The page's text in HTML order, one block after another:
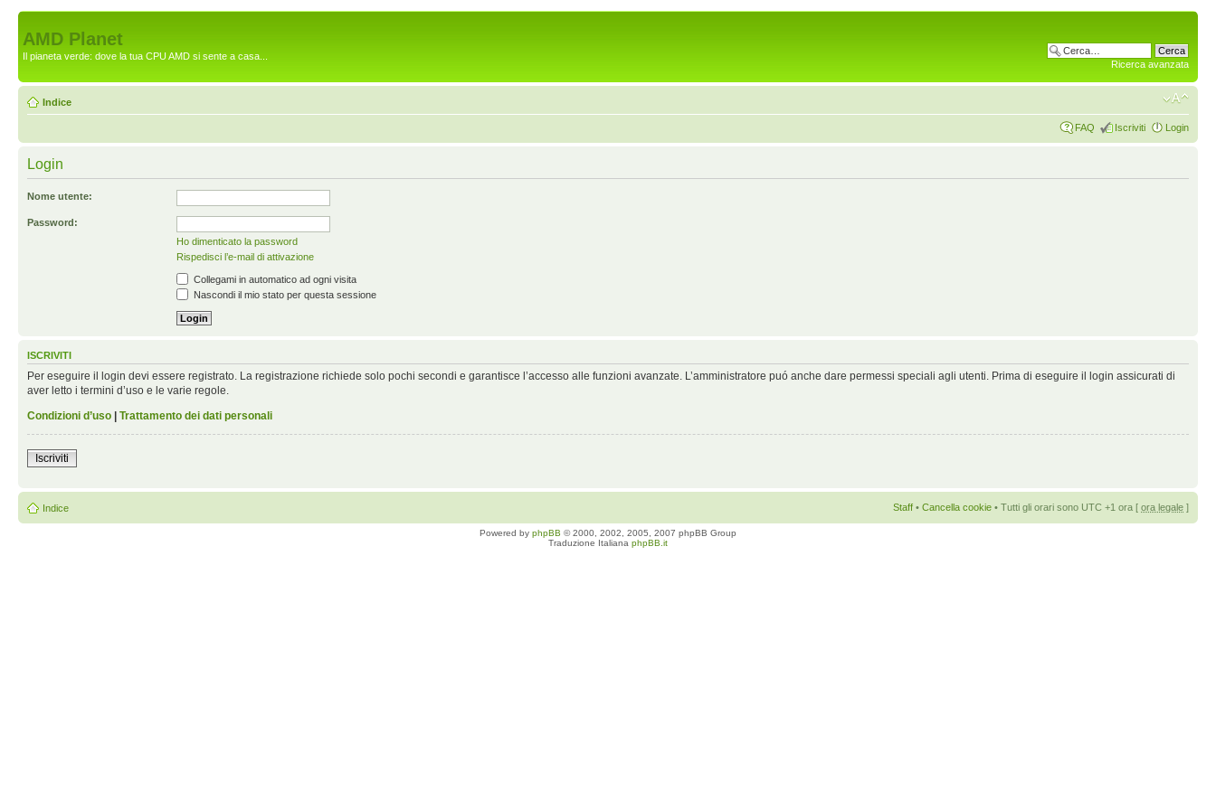
AMD Planet
Il pianeta verde: dove la tua CPU AMD si sente a casa...
Ricerca avanzata
Indice
FAQ Iscriviti Login
Login
Nome utente:
Password:
Ho dimenticato la password
Rispedisci l’e-mail di attivazione
Collegami in automatico ad ogni visita
Nascondi il mio stato per questa sessione
ISCRIVITI
Per eseguire il login devi essere registrato. La registrazione richiede solo pochi secondi e garantisce l’accesso alle funzioni avanzate. L’amministratore puó anche dare permessi speciali agli utenti. Prima di eseguire il login assicurati di
aver letto i termini d’uso e le varie regole.
Condizioni d’uso
Trattamento dei dati personali
Iscriviti
Indice Staff • Cancella cookie • Tutti gli orari sono UTC +1 ora [ ora legale ]
Powered by phpBB © 2000, 2002, 2005, 2007 phpBB Group
Traduzione Italiana phpBB.it